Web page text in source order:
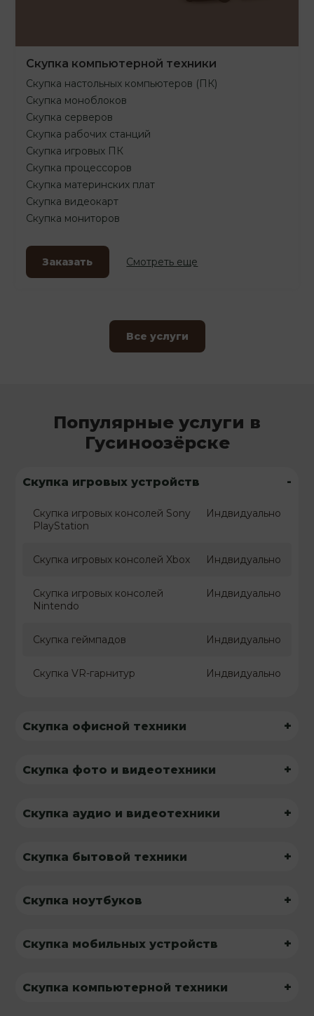
Скупка компьютерной техники
Скупка настольных компьютеров (ПК)
Скупка моноблоков
Скупка серверов
Скупка рабочих станций
Скупка игровых ПК
Скупка процессоров
Скупка материнских плат
Скупка видеокарт
Скупка мониторов
Заказать Смотреть еще
Все услуги
Популярные услуги в
Гусиноозёрске
Скупка игровых устройств -
Скупка игровых консолей Sony
PlayStation
Индвидуально
Скупка игровых консолей Xbox Индвидуально
Скупка игровых консолей
Nintendo
Индвидуально
Скупка геймпадов Индвидуально
Скупка VR-гарнитур Индвидуально
Скупка офисной техники +
Скупка фото и видеотехники +
Скупка аудио и видеотехники +
Скупка бытовой техники +
Скупка ноутбуков +
Скупка мобильных устройств +
Скупка компьютерной техники +